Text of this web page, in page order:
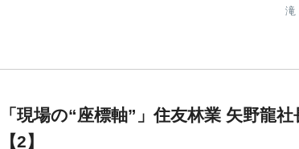
滝
「現場の“座標軸”」住友林業 矢野龍社
【2】